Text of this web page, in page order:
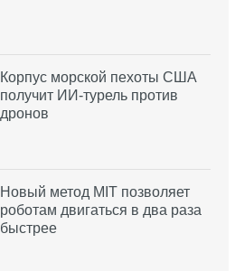
Корпус морской пехоты США
получит ИИ-турель против
дронов
Новый метод MIT позволяет
роботам двигаться в два раза
быстрее